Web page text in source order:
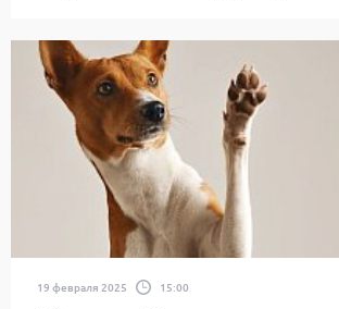
19 февраля 2025 15:00